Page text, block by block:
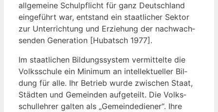
all­ge­mei­ne Schul­pflicht für ganz Deutsch­land
ein­ge­führt war, ent­stand ein staat­li­cher Sek­tor
zur Unter­rich­tung und Erzie­hung der nach­wach­
sen­den Gene­ra­ti­on [Hub­atsch 1977].
Im staat­li­chen Bil­dungs­sys­tem ver­mit­tel­te die
Volks­schu­le ein Mini­mum an intel­lek­tu­el­ler Bil­
dung für alle. Ihr Betrieb wur­de zwi­schen Staat,
Städ­ten und Gemein­den auf­ge­teilt. Die Volks­
schul­leh­rer gal­ten als „Gemein­de­die­ner“. Ihre